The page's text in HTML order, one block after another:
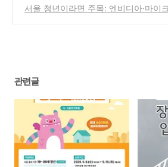
가능 여부부터 대체 서류까지
(0)
서울 청년이라면 주목: 엔비디아·마이
관련글